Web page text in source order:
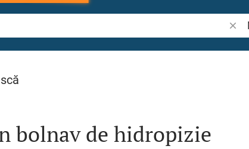
bolnav de hidropizie